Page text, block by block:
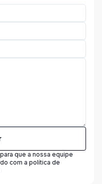
que a nossa equipe
com a política de